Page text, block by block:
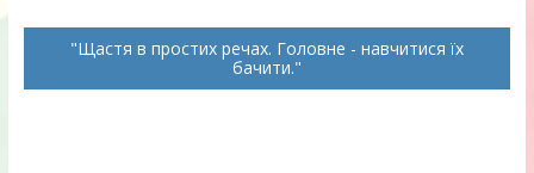
Щастя в простих речах. Головне - навчитися їх
бачити.